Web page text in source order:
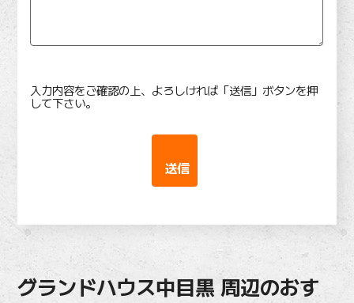
入力内容をご確認の上、よろしければ「送信」ボタンを押
して下さい。
グランドハウス中目黒 周辺のおす